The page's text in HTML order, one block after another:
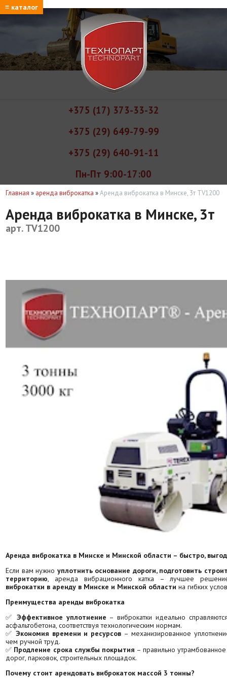
≡ каталог
+375 (17) 373-33-32
+375 (29) 649-79-99
+375 (29) 640-91-11
Пн-Пт 9:00-17:00
Главная » аренда виброкатка »Аренда виброкатка в Минске, 3т TV1200
Аренда виброкатка в Минске, 3т
арт. TV1200
Аренда виброкатка в Минске и Минской области – быстро,
Если вам нужно уплотнить основание дороги, подготовить
территорию , аренда вибрационного катка – лучшее
виброкатки в аренду в Минске и Минской области на гибких
Преимущества аренды виброкатка
✅ Эффективное уплотнение – виброкатки идеально
асфальтобетона, соответствуя технологическим нормам.
✅ Экономия времени и ресурсов – механизированное
чем ручной труд.
✅ Продление срока службы покрытия – правильно
дорог, парковок, строительных площадок.
Почему стоит арендовать виброкаток массой 3 тонны?